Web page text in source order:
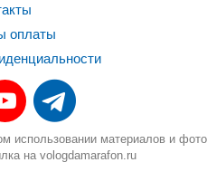
оплаты
использовании материалов и фото
на vologdamarafon.ru